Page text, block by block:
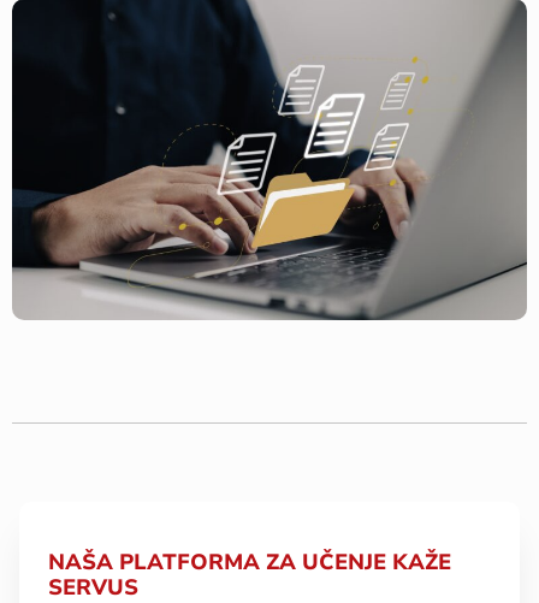
NAŠA PLATFORMA ZA UČENJE KAŽE
SERVUS